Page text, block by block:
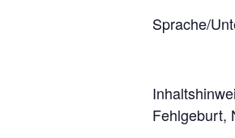
Sprache/
Fehlgeburt,